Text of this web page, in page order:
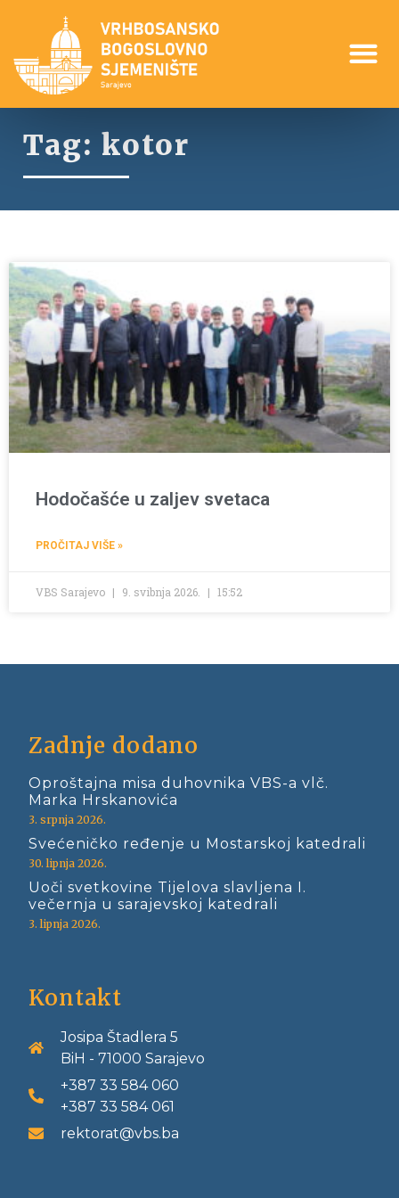
Tag: kotor
Hodočašće u zaljev svetaca
PROČITAJ VIŠE »
VBS Sarajevo 9. svibnja 2026. 15:52
Zadnje dodano
Oproštajna misa duhovnika VBS-a vlč.
Marka Hrskanovića
3. srpnja 2026.
Svećeničko ređenje u Mostarskoj katedrali
30. lipnja 2026.
Uoči svetkovine Tijelova slavljena I.
večernja u sarajevskoj katedrali
3. lipnja 2026.
Kontakt
Josipa Štadlera 5
BiH - 71000 Sarajevo
+387 33 584 060
+387 33 584 061
rektorat@vbs.ba